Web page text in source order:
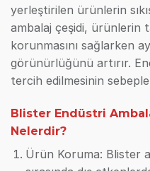
yerleştirilen ürünlerin
ambalaj çeşidi, ürünlerin
korunmasını sağlarken
görünürlüğünü artırır.
tercih edilmesinin
Blister Endüstri
Nelerdir?
Ürün Koruma: Blister